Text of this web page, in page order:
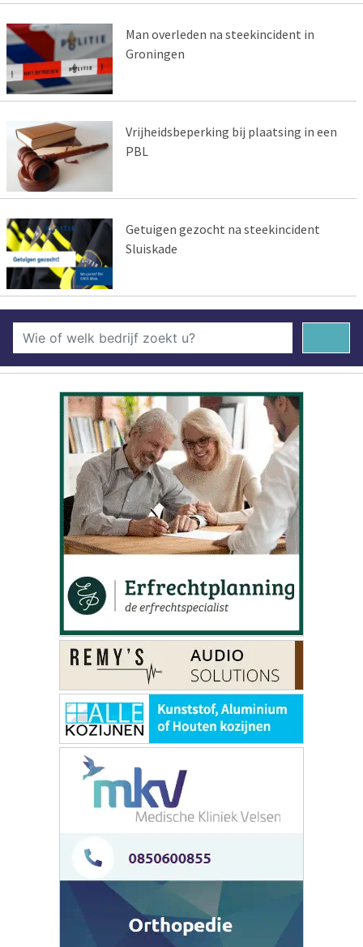
Man overleden na steekincident in
Groningen
Vrijheidsbeperking bij plaatsing in een
PBL
Getuigen gezocht na steekincident
Sluiskade